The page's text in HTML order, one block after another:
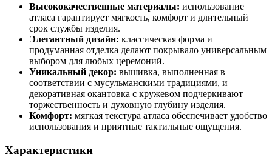
Высококачественные материалы: использование
атласа гарантирует мягкость, комфорт и длительный
срок службы изделия.
Элегантный дизайн: классическая форма и
продуманная отделка делают покрывало универсальным
выбором для любых церемоний.
Уникальный декор: вышивка, выполненная в
соответствии с мусульманскими традициями, и
декоративная окантовка с кружевом подчеркивают
торжественность и духовную глубину изделия.
Комфорт: мягкая текстура атласа обеспечивает удобство
использования и приятные тактильные ощущения.
Характеристики